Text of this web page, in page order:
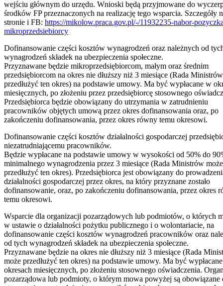
wejściu głównym do urzędu. Wnioski będą przyjmowane do
środków FP przeznaczonych na realizację tego wsparcia. Szczegóły
stronie i FB: https://mikolow.praca.gov.pl/-/11932235-nabor-
mikroprzedsiebiorcy
Dofinansowanie części kosztów wynagrodzeń oraz należnych od
wynagrodzeń składek na ubezpieczenia społeczne.
Przyznawane będzie mikroprzedsiębiorcom, małym oraz średnim
przedsiębiorcom na okres nie dłuższy niż 3 miesiące (Rada
przedłużyć ten okres) na podstawie umowy. Ma być wypłacane w
miesięcznych, po złożeniu przez przedsiębiorcę stosownego
Przedsiębiorca będzie obowiązany do utrzymania w zatrudnieniu
pracowników objętych umową przez okres dofinansowania oraz, po
zakończeniu dofinansowania, przez okres równy temu okresowi.
Dofinansowanie części kosztów działalności gospodarczej
niezatrudniającemu pracowników.
Będzie wypłacane na podstawie umowy w wysokości od 50% do
minimalnego wynagrodzenia przez 3 miesiące (Rada Ministrów może
przedłużyć ten okres). Przedsiębiorca jest obowiązany do
działalności gospodarczej przez okres, na który przyznane zostało
dofinansowanie, oraz, po zakończeniu dofinansowania, przez okres
temu okresowi.
Wsparcie dla organizacji pozarządowych lub podmiotów, o których
w ustawie o działalności pożytku publicznego i o wolontariacie, na
dofinansowanie części kosztów wynagrodzeń pracowników oraz
od tych wynagrodzeń składek na ubezpieczenia społeczne.
Przyznawane będzie na okres nie dłuższy niż 3 miesiące (Rada
może przedłużyć ten okres) na podstawie umowy. Ma być
okresach miesięcznych, po złożeniu stosownego oświadczenia.
pozarządowa lub podmioty, o którym mowa powyżej są obowiązane